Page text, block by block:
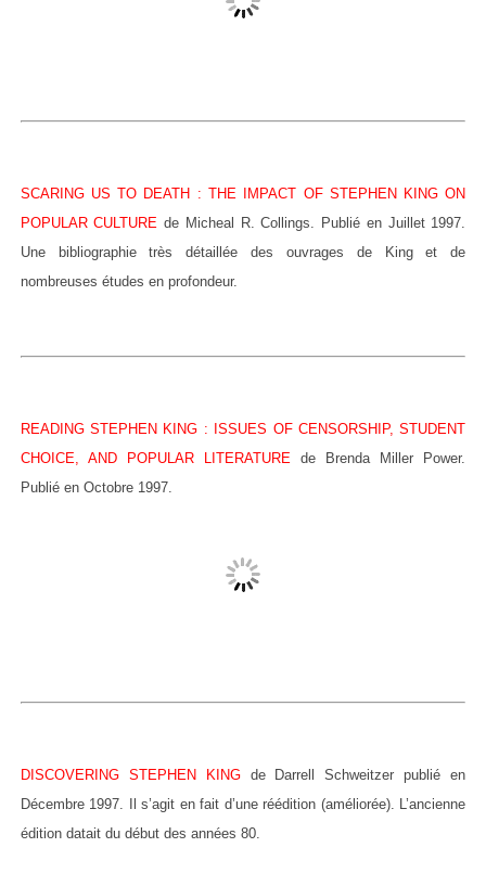
SCARING US TO DEATH : THE IMPACT OF STEPHEN KING ON
POPULAR CULTURE de Micheal R. Collings. Publié en Juillet 1997.
Une bibliographie très détaillée des ouvrages de King et de
nombreuses études en profondeur.
READING STEPHEN KING : ISSUES OF CENSORSHIP, STUDENT
CHOICE, AND POPULAR LITERATUREde Brenda Miller Power.
Publié en Octobre 1997.
DISCOVERING STEPHEN KINGde Darrell Schweitzer publié en
Décembre 1997. Il s’agit en fait d’une réédition (améliorée). L’ancienne
édition datait du début des années 80.